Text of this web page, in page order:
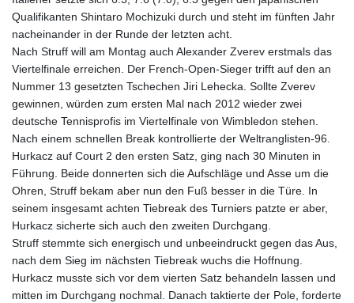
Qualifikanten Shintaro Mochizuki durch und steht im fünften Jahr
nacheinander in der Runde der letzten acht.
Nach Struff will am Montag auch Alexander Zverev erstmals das
Viertelfinale erreichen. Der French-Open-Sieger trifft auf den an
Nummer 13 gesetzten Tschechen Jiri Lehecka. Sollte Zverev
gewinnen, würden zum ersten Mal nach 2012 wieder zwei
deutsche Tennisprofis im Viertelfinale von Wimbledon stehen.
Nach einem schnellen Break kontrollierte der Weltranglisten-96.
Hurkacz auf Court 2 den ersten Satz, ging nach 30 Minuten in
Führung. Beide donnerten sich die Aufschläge und Asse um die
Ohren, Struff bekam aber nun den Fuß besser in die Türe. In
seinem insgesamt achten Tiebreak des Turniers patzte er aber,
Hurkacz sicherte sich auch den zweiten Durchgang.
Struff stemmte sich energisch und unbeeindruckt gegen das Aus,
nach dem Sieg im nächsten Tiebreak wuchs die Hoffnung.
Hurkacz musste sich vor dem vierten Satz behandeln lassen und
mitten im Durchgang nochmal. Danach taktierte der Pole, forderte